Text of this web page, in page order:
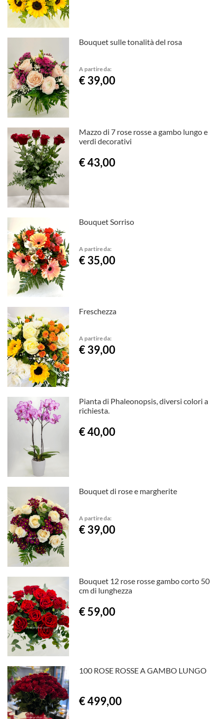
Bouquet sulle tonalità del rosa
A partire da:
€ 39,00
Mazzo di 7 rose rosse a gambo lungo e
verdi decorativi
€ 43,00
Bouquet Sorriso
A partire da:
€ 35,00
Freschezza
A partire da:
€ 39,00
Pianta di Phaleonopsis, diversi colori a
richiesta.
€ 40,00
Bouquet di rose e margherite
A partire da:
€ 39,00
Bouquet 12 rose rosse gambo corto 50
cm di lunghezza
€ 59,00
100 ROSE ROSSE A GAMBO LUNGO
€ 499,00